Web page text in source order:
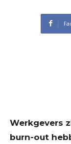
Werkgevers
burn-out